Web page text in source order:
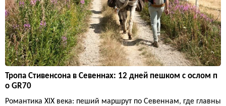
Тропа Стивенсона в Севеннах: 12 дней пешком с ослом п
о GR70
Романтика XIX века: пеший маршрут по Севеннам, где главны